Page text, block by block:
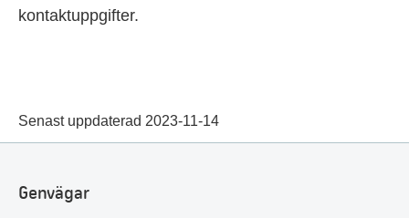
kontaktuppgifter.
Senast uppdaterad 2023-11-14
Genvägar